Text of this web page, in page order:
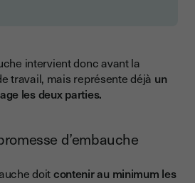
intervient donc avant la
travail, mais représente déjà un
les deux parties.
d’embauche
doitcontenir au minimum les